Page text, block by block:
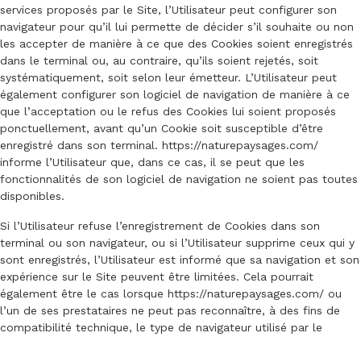
services proposés par le Site, l’Utilisateur peut configurer son
navigateur pour qu’il lui permette de décider s’il souhaite ou non
les accepter de manière à ce que des Cookies soient enregistrés
dans le terminal ou, au contraire, qu’ils soient rejetés, soit
systématiquement, soit selon leur émetteur. L’Utilisateur peut
également configurer son logiciel de navigation de manière à ce
que l’acceptation ou le refus des Cookies lui soient proposés
ponctuellement, avant qu’un Cookie soit susceptible d’être
enregistré dans son terminal. https://naturepaysages.com/
informe l’Utilisateur que, dans ce cas, il se peut que les
fonctionnalités de son logiciel de navigation ne soient pas toutes
disponibles.
Si l’Utilisateur refuse l’enregistrement de Cookies dans son
terminal ou son navigateur, ou si l’Utilisateur supprime ceux qui y
sont enregistrés, l’Utilisateur est informé que sa navigation et son
expérience sur le Site peuvent être limitées. Cela pourrait
également être le cas lorsque https://naturepaysages.com/ ou
l’un de ses prestataires ne peut pas reconnaître, à des fins de
compatibilité technique, le type de navigateur utilisé par le